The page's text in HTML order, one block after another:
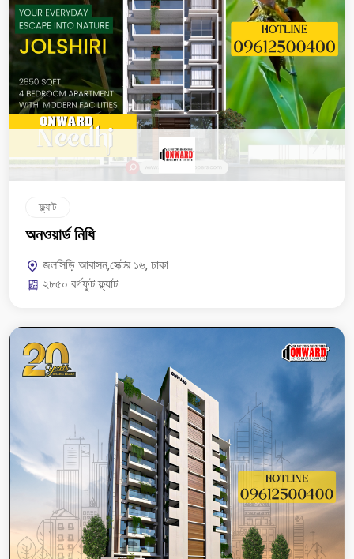
ফ্ল্যাট
অনওয়ার্ড নিধি
জলসিড়ি আবাসন,সেক্টর ১৬, ঢাকা
২৮৫০ বর্গফুট ফ্ল্যাট